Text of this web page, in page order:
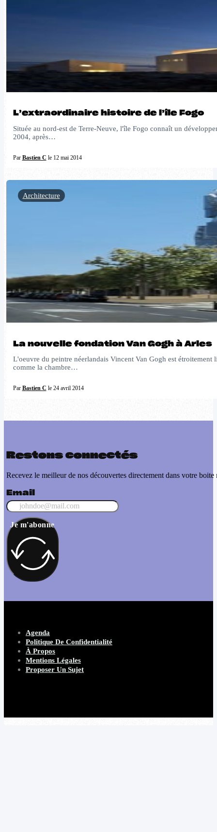
L’extraordinaire histoire de l’île Fogo
Située au nord-est de Terre-Neuve, l'île Fogo connaît un
2004, après…
Par Bastien C le 12 mai 2014
La nouvelle fondation Van Gogh à Arles
L'oeuvre du peintre néerlandais Vincent Van Gogh est
comme la chambre…
Par Bastien C le 24 avril 2014
Architecture
Restons connectés
Recevez le meilleur de nos découvertes directement dans votre boite
Email
Je m'abonne
Agenda
Politique De Confidentialité
À Propos
Mentions Légales
Proposer Un Sujet